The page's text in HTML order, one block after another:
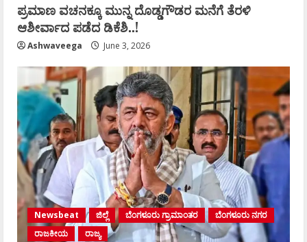
ಪ್ರಮಾಣ ವಚನಕ್ಕೂ ಮುನ್ನ ದೊಡ್ಡಗೌಡರ ಮನೆಗೆ ತೆರಳಿ
ಆಶೀರ್ವಾದ ಪಡೆದ ಡಿಕೆಶಿ..!
Ashwaveega June 3, 2026
Newsbeat ಜಿಲ್ಲೆ ಬೆಂಗಳೂರು ಗ್ರಾಮಾಂತರ
ಬೆಂಗಳೂರು ನಗರ
ರಾಜಕೀಯ
ರಾಜ್ಯ